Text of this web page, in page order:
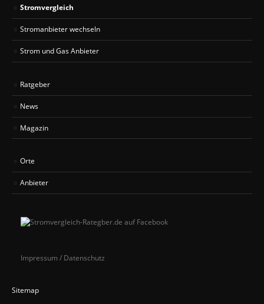
Stromvergleich
Stromanbieter wechseln
Strom und Gas Anbieter
Ratgeber
News
Magazin
Orte
Anbieter
Impressum / Datenschutz
Sitemap